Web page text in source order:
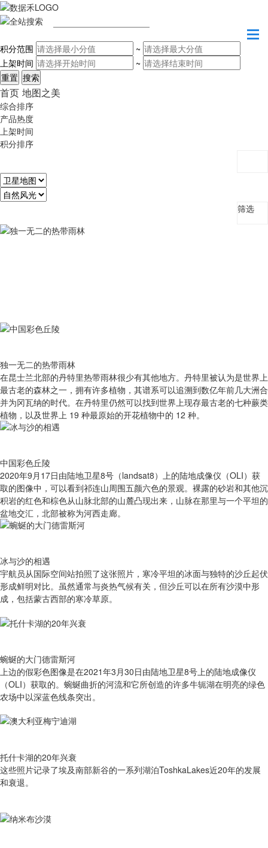
积分范围
~
上架时间
~
首页 地图之美
综合排序
产品热度
上架时间
积分排序
筛选
独一无二的热带雨林
在昆士兰北部的丹特里热带雨林很少有其他地方。丹特里被认为是世界上
最古老的森林之一，拥有许多植物，其谱系可以追溯到数亿年前几大洲合
并为冈瓦纳的时代。在丹特里仍然可以找到世界上现存最古老的七种蕨类
植物，以及世界上 19 种最原始的开花植物中的 12 种。
中国彩色丘陵
2020年9月17日由陆地卫星8号（landsat8）上的陆地成像仪（OLI）获
取的图像中，可以看到祁连山周围五颜六色的景观。裸露的砂岩和其他沉
积岩的红色和棕色从山脉北部的山麓凸现出来，山脉在那里与一个平坦的
盆地交汇，北部被称为河西走廊。
冰与沙的相遇
宇航员从国际空间站拍照了这张照片，寒冷平坦的冰面与独特的沙丘起伏
形成鲜明对比。虽然通常与炎热气候有关，但沙丘可以在所有沙漠中形
成，包括蒙古西部的寒冷草原。
蜿蜒的大门德雷斯河
上边的假彩色图像是在2021年3月30日由陆地卫星8号上的陆地成像仪
（OLI）获取的。蜿蜒曲折的河流和它所创造的许多牛轭湖在明亮的绿色
农场中以深蓝色线条突出。
托什卡湖的20年兴衰
这些照片记录了埃及南部新谷的一系列湖泊ToshkaLakes近20年的发展
和衰退。